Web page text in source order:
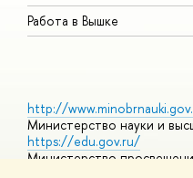
Работа в Вышке
http://
Министерство науки и
https://edu.gov.ru/
Министерство